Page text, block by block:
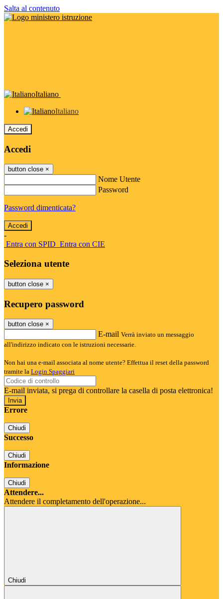
Salta al contenuto
Italiano
Italiano
Accedi
Accedi
button close ×
Nome Utente
Password
Password dimenticata?
-
Entra con SPID Entra con CIE
Seleziona utente
button close ×
Recupero password
button close ×
E-mail Verrà inviato un messaggio
all'indirizzo indicato con le istruzioni necessarie.
Non hai una e-mail associata al nome utente? Effettua il reset della password
tramite la Login Spaggiari
E-mail inviata, si prega di controllare la casella di posta elettronica!
Errore
Chiudi
Successo
Chiudi
Informazione
Chiudi
Attendere...
Attendere il completamento dell'operazione...
Chiudi